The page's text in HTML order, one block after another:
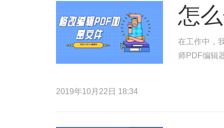
怎
在工作中，
师PDF编辑
2019年10月22日 18:34